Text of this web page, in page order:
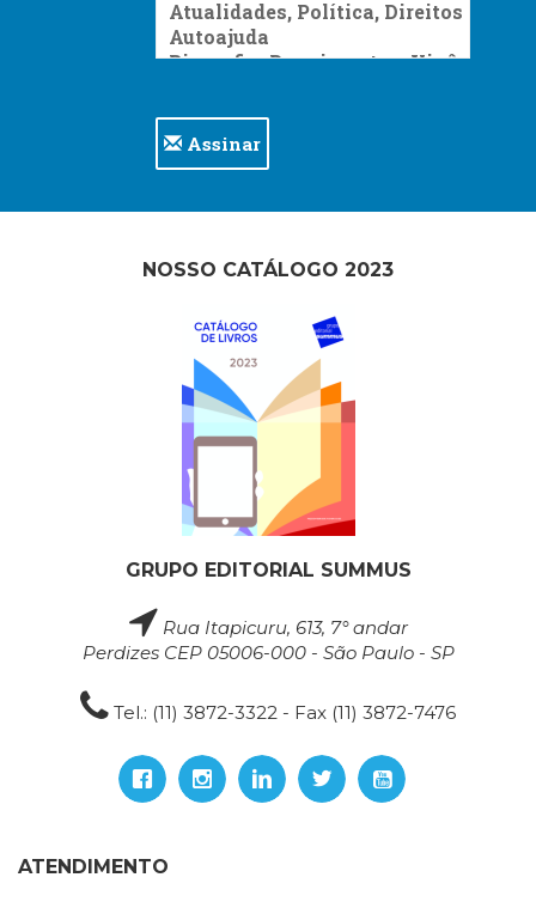
Assinar
NOSSO CATÁLOGO 2023
GRUPO EDITORIAL SUMMUS
Rua Itapicuru, 613, 7° andar
Perdizes CEP 05006-000 - São Paulo - SP
Tel.: (11) 3872-3322 - Fax (11) 3872-7476
ATENDIMENTO